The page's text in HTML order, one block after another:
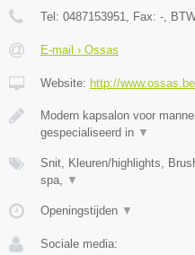
Tel: 0487153951 , Fax: - ,
E-mail › Ossas
Website: http://www.ossas.be
Modern kapsalon voor
gespecialiseerd in ▼
Snit, Kleuren/highlights,
spa,
▼
Openingstijden ▼
Sociale media: